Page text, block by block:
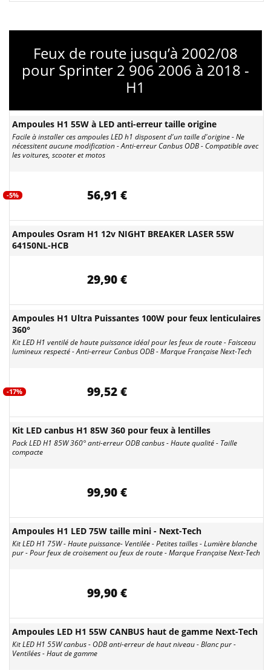
Feux de route jusqu’à 2002/08
pour Sprinter 2 906 2006 à 2018 -
H1
Ampoules H1 55W à LED anti-erreur taille origine
Facile à installer ces ampoules LED h1 disposent d'un taille d'origine - Ne
nécessitent aucune modification - Anti-erreur Canbus ODB - Compatible avec
les voitures, scooter et motos
-5% 56,91 €
Ampoules Osram H1 12v NIGHT BREAKER LASER 55W
64150NL-HCB
29,90 €
Ampoules H1 Ultra Puissantes 100W pour feux lenticulaires
360°
Kit LED H1 ventilé de haute puissance idéal pour les feux de route - Faisceau
lumineux respecté - Anti-erreur Canbus ODB - Marque Française Next-Tech
-17% 99,52 €
Kit LED canbus H1 85W 360 pour feux à lentilles
Pack LED H1 85W 360° anti-erreur ODB canbus - Haute qualité - Taille
compacte
99,90 €
Ampoules H1 LED 75W taille mini - Next-Tech
Kit LED H1 75W - Haute puissance- Ventilée - Petites tailles - Lumière blanche
pur - Pour feux de croisement ou feux de route - Marque Française Next-Tech
99,90 €
Ampoules LED H1 55W CANBUS haut de gamme Next-Tech
Kit LED H1 55W canbus - ODB anti-erreur de haut niveau - Blanc pur -
Ventilées - Haut de gamme